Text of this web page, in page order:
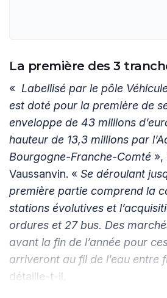
La première des 3
« Labellisé par le pôle
est doté pour la première de
enveloppe de 43 millions
hauteur de 13,3 millions par
Bourgogne-Franche-Comté »,
Vaussanvin. « Se déroulant
première partie comprend la
stations évolutives et
ordures et 27 bus. Des
avant la fin de l’année pour
arriveront au fil de l’eau entre
détaille-t-il.